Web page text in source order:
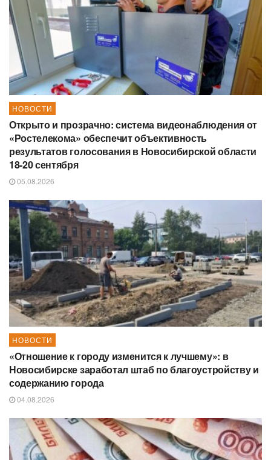
НОВОСТИ
Открыто и прозрачно: система видеонаблюдения от
«Ростелекома» обеспечит объективность
результатов голосования в Новосибирской области
18-20 сентября
05.08.2026
НОВОСТИ
«Отношение к городу изменится к лучшему»: в
Новосибирске заработал штаб по благоустройству и
содержанию города
04.08.2026